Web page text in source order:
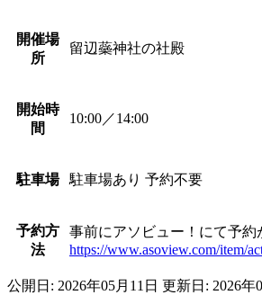
開催場
所
留辺蘂神社の社殿
開始時
間
10:00／14:00
駐車場 駐車場あり 予約不要
予約方
法
事前にアソビュー！にて予約
https://www.asoview.com/item/
公開日: 2026年05月11日 更新日: 2026年